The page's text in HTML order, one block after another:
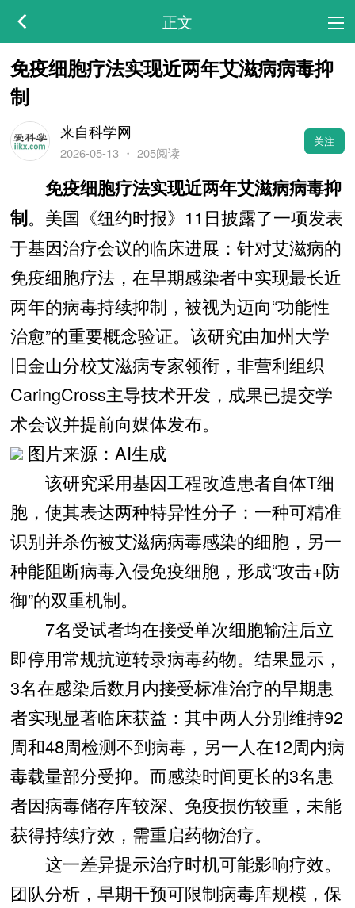
正文
免疫细胞疗法实现近两年艾滋病病毒抑
制
来自科学网
2026-05-13・ 205阅读
关注
免疫细胞疗法实现近两年艾滋病病毒抑
制。美国《纽约时报》11日披露了一项发表
于基因治疗会议的临床进展：针对艾滋病的
免疫细胞疗法，在早期感染者中实现最长近
两年的病毒持续抑制，被视为迈向“功能性
治愈”的重要概念验证。该研究由加州大学
旧金山分校艾滋病专家领衔，非营利组织
CaringCross主导技术开发，成果已提交学
术会议并提前向媒体发布。
图片来源：AI生成
该研究采用基因工程改造患者自体T细
胞，使其表达两种特异性分子：一种可精准
识别并杀伤被艾滋病病毒感染的细胞，另一
种能阻断病毒入侵免疫细胞，形成“攻击+防
御”的双重机制。
7名受试者均在接受单次细胞输注后立
即停用常规抗逆转录病毒药物。结果显示，
3名在感染后数月内接受标准治疗的早期患
者实现显著临床获益：其中两人分别维持92
周和48周检测不到病毒，另一人在12周内病
毒载量部分受抑。而感染时间更长的3名患
者因病毒储存库较深、免疫损伤较重，未能
获得持续疗效，需重启药物治疗。
这一差异提示治疗时机可能影响疗效。
团队分析，早期干预可限制病毒库规模，保